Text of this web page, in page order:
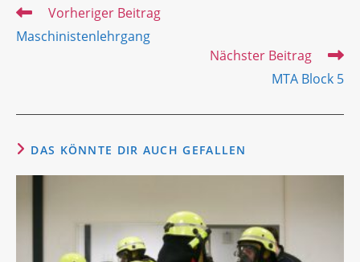
Weitere
ansehen
Vorheriger Beitrag
Maschinistenlehrgang
Nächster Beitrag
MTA Block 5
DAS KÖNNTE DIR AUCH GEFALLEN